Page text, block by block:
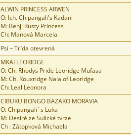
ALWIN PRINCESS ARWEN
O: Ich. Chipangali's Kadani
M: Benji Rusty Princess
Ch: Manová Marcela
Psi – Trída otevrená
MKAI LEORIDGE
O: Ch. Rhodys Pride Leoridge Mufasa
M: Ch. Rouxridge Nala of Leoridge
Ch: Leal Leonora
CIBUKU BONGO BAZAKO MORAVIA
O: Chipangali´s Luka
M: Desiré ze Sulické tvrze
Ch : Zátopková Michaela